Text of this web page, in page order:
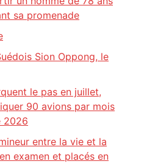
sa promenade
Sion Oppong, le
le pas en juillet,
90 avions par mois
2026
entre la vie et la
examen et placés en